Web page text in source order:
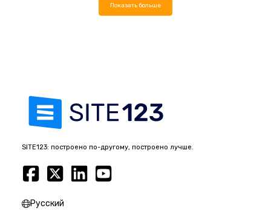
Показать больше
SITE123: построено по-другому, построено лучше.
Русский